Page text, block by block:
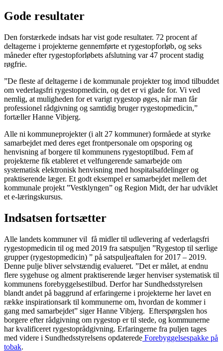
Gode resultater
Den forstærkede indsats har vist gode resultater. 72 procent af
deltagerne i projekterne gennemførte et rygestopforløb, og seks
måneder efter rygestopforløbets afslutning var 47 procent stadig
røgfrie.
”De fleste af deltagerne i de kommunale projekter tog imod tilbuddet
om vederlagsfri rygestopmedicin, og det er vi glade for. Vi ved
nemlig, at muligheden for et varigt rygestop øges, når man får
professionel rådgivning og samtidig bruger rygestopmedicin,”
fortæller Hanne Vibjerg.
Alle ni kommuneprojekter (i alt 27 kommuner) formåede at styrke
samarbejdet med deres eget frontpersonale om opsporing og
henvisning af borgere til kommunens rygestoptilbud. Fem af
projekterne fik etableret et velfungerende samarbejde om
systematisk elektronisk henvisning med hospitalsafdelinger og
praktiserende læger. Et godt eksempel er samarbejdet mellem det
kommunale projekt ”Vestklyngen” og Region Midt, der har udviklet
et e-læringskursus.
Indsatsen fortsætter
Alle landets kommuner vil få midler til udlevering af vederlagsfri
rygestopmedicin til og med 2019 fra satspuljen ”Rygestop til særlige
grupper (rygestopmedicin) ” på satspuljeaftalen for 2017 – 2019.
Denne pulje bliver selvstændig evalueret. ”Det er målet, at endnu
flere sygehuse og alment praktiserende læger henviser systematisk til
kommunens forebyggelsestilbud. Derfor har Sundhedsstyrelsen
blandt andet på baggrund af erfaringerne i projekterne her lavet en
række inspirationsark til kommunerne om, hvordan de kommer i
gang med samarbejdet” siger Hanne Vibjerg. Efterspørgslen hos
borgere efter rådgivning om rygestop er til stede, og kommunerne
har kvalificeret rygestoprådgivning. Erfaringerne fra puljen tages
med videre i Sundhedsstyrelsens opdaterede Forebyggelsespakke på
tobak.